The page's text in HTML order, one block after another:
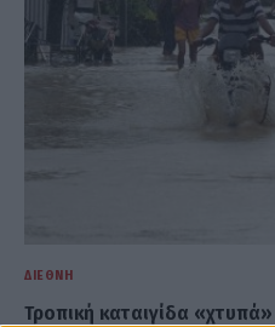
ΔΙΕΘΝΉ
Τροπική καταιγίδα